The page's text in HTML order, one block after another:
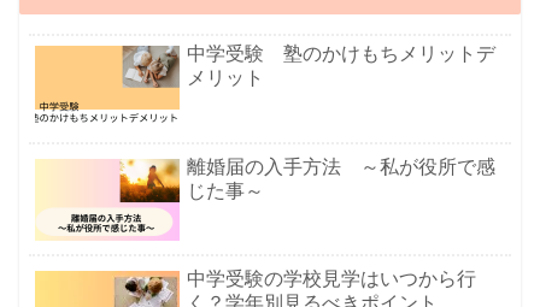
中学受験 塾のかけもちメリットデ
メリット
離婚届の入手方法 ～私が役所で感
じた事～
中学受験の学校見学はいつから行
く？学年別見るべきポイント